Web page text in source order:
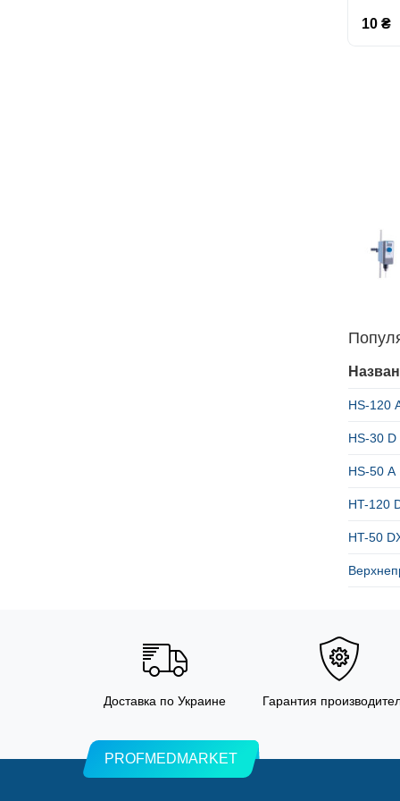
10 ₴
HS-120
HS-30 D
HS-50 А
HT-120
HT-50
Доставка по Украине Гарантия
PROFMEDMARKET